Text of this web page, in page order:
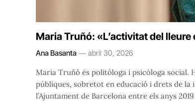
Maria Truñó: «L’activitat del
Ana Basanta abril 30, 2026
Maria Truñó és politòloga i psicòloga social.
públiques, sobretot en educació i drets de la
l’Ajuntament de Barcelona entre els anys